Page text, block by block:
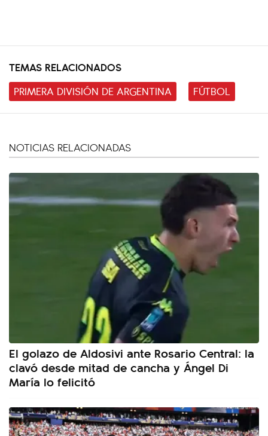
TEMAS RELACIONADOS
PRIMERA DIVISIÓN DE ARGENTINA
FÚTBOL
NOTICIAS RELACIONADAS
El golazo de Aldosivi ante Rosario Central: la
clavó desde mitad de cancha y Ángel Di
María lo felicitó